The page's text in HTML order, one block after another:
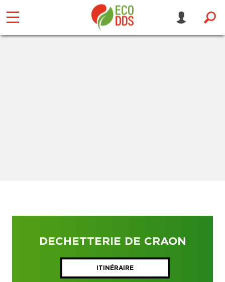
DECHETTERIE DE CRAON
ITINÉRAIRE